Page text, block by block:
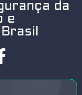
da
e